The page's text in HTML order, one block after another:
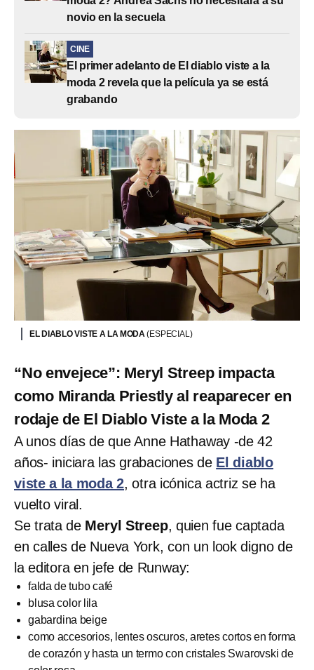
novio en la secuela
CINE
El primer adelanto de El diablo viste a la
moda 2 revela que la película ya se está
grabando
EL DIABLO VISTE A LA MODA(ESPECIAL)
“No envejece”: Meryl Streep impacta
como Miranda Priestly al reaparecer en
rodaje de El Diablo Viste a la Moda 2
A unos días de que Anne Hathaway -de 42
años- iniciara las grabaciones de El diablo
viste a la moda 2, otra icónica actriz se ha
vuelto viral.
Se trata de Meryl Streep, quien fue captada
en calles de Nueva York, con un look digno de
la editora en jefe de Runway:
falda de tubo café
blusa color lila
gabardina beige
como accesorios, lentes oscuros, aretes cortos en forma
de corazón y hasta un termo con cristales Swarovski de